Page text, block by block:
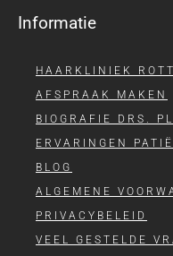
Informatie
HAARKLINIEK
AFSPRAAK MAKEN
BIOGRAFIE DRS.
ERVARINGEN
BLOG
ALGEMENE
PRIVACYBELEID
VEEL GESTELDE